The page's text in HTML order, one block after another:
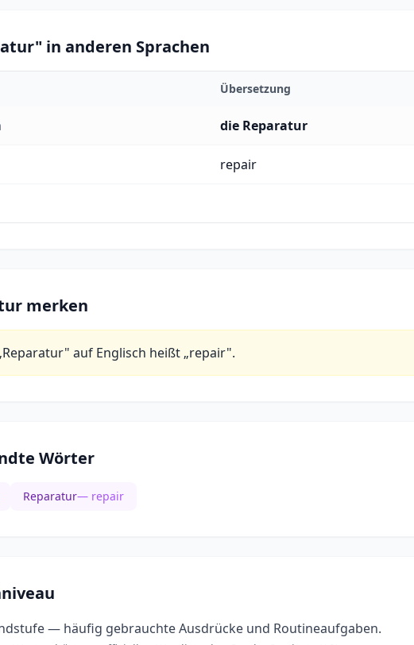
in anderen Sprachen
Übersetzung
die Reparatur
repair
merken
auf Englisch heißt „repair".
Wörter
Reparatur— repair
— häufig gebrauchte Ausdrücke und Routineaufgaben.